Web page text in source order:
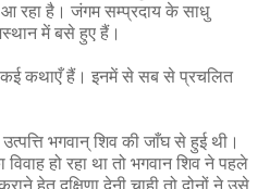
रहा है। जंगम सम्प्रदाय के साधु
में बसे हुए हैं।
कई कथाएँ हैं। इनमें से सब से प्रचलित
भगवान् शिव की जाँघ से हुई थी।
विवाह हो रहा था तो भगवान शिव ने पहले
हेतु दक्षिणा देनी चाही तो दोनों ने उसे